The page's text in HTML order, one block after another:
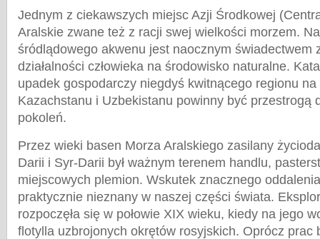
Jednym z ciekawszych miejsc Azji Środkowej
Aralskie zwane też z racji swej wielkości morzem.
śródlądowego akwenu jest naocznym świadectwem
działalności człowieka na środowisko naturalne.
upadek gospodarczy niegdyś kwitnącego regionu
Kazachstanu i Uzbekistanu powinny być przestrogą
pokoleń.
Przez wieki basen Morza Aralskiego zasilany
Darii i Syr-Darii był ważnym terenem handlu,
miejscowych plemion. Wskutek znacznego
praktycznie nieznany w naszej części świata.
rozpoczęła się w połowie XIX wieku, kiedy na jego
flotylla uzbrojonych okrętów rosyjskich. Oprócz prac